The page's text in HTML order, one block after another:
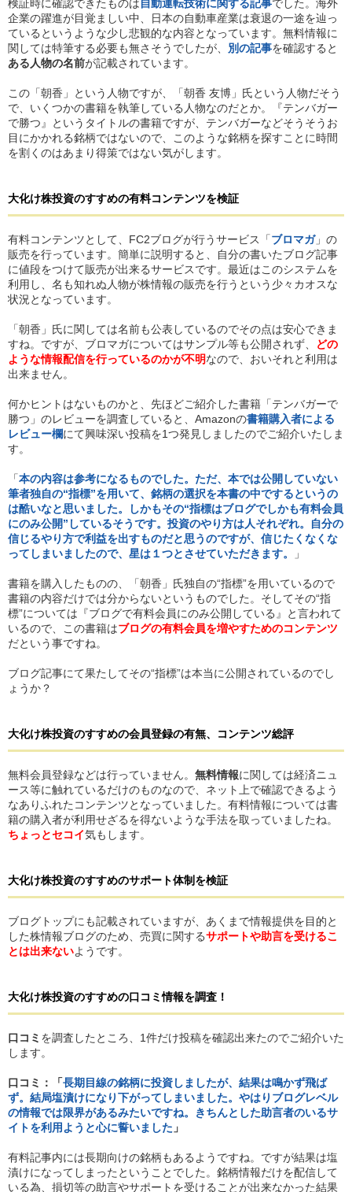
検証時に確認できたものは自動運転技術に関する記事でした。海外
企業の躍進が目覚ましい中、日本の自動車産業は衰退の一途を辿っ
ているというような少し悲観的な内容となっています。無料情報に
関しては特筆する必要も無さそうでしたが、 別の記事を確認すると
ある人物の名前が記載されています。
この「朝香」という人物ですが、「朝香 友博」氏という人物だそう
で、いくつかの書籍を執筆している人物なのだとか。『テンバガー
で勝つ』というタイトルの書籍ですが、テンバガーなどそうそうお
目にかかれる銘柄ではないので、このような銘柄を探すことに時間
を割くのはあまり得策ではない気がします。
大化け株投資のすすめの有料コンテンツを検証
有料コンテンツとして、FC2ブログが行うサービス「ブロマガ」の
販売を行っています。簡単に説明すると、自分の書いたブログ記事
に値段をつけて販売が出来るサービスです。最近はこのシステムを
利用し、名も知れぬ人物が株情報の販売を行うという少々カオスな
状況となっています。
「朝香」氏に関しては名前も公表しているのでその点は安心できま
すね。ですが、ブロマガについてはサンプル等も公開されず、
どの
ような情報配信を行っているのかが不明なので、おいそれと利用は
出来ません。
何かヒントはないものかと、先ほどご紹介した書籍「テンバガーで
勝つ」のレビューを調査していると、Amazonの書籍購入者による
レビュー欄にて興味深い投稿を1つ発見しましたのでご紹介いたしま
す。
「本の内容は参考になるものでした。ただ、本では公開していない
筆者独自の“指標”を用いて、銘柄の選択を本書の中でするというの
は酷いなと思いました。しかもその“指標はブログでしかも有料会員
にのみ公開”しているそうです。投資のやり方は人それぞれ。自分の
信じるやり方で利益を出すものだと思うのですが、信じたくなくな
ってしまいましたので、星は１つとさせていただきます。
」
書籍を購入したものの、「朝香」氏独自の“指標”を用いているので
書籍の内容だけでは分からないというものでした。そしてその“指
標”については『ブログで有料会員にのみ公開している』と言われて
いるので、この書籍はブログの有料会員を増やすためのコンテンツ
だという事ですね。
ブログ記事にて果たしてその“指標”は本当に公開されているのでし
ょうか？
大化け株投資のすすめの会員登録の有無、コンテンツ総評
無料会員登録などは行っていません。 無料情報に関しては経済ニュ
ース等に触れているだけのものなので、ネット上で確認できるよう
なありふれたコンテンツとなっていました。有料情報については書
籍の購入者が利用せざるを得ないような手法を取っていましたね。
ちょっとセコイ気もします。
大化け株投資のすすめのサポート体制を検証
ブログトップにも記載されていますが、あくまで情報提供を目的と
した株情報ブログのため、売買に関するサポートや助言を受けるこ
とは出来ないようです。
大化け株投資のすすめの口コミ情報を調査！
口コミ を調査したところ、1件だけ投稿を確認出来たのでご紹介いた
します。
口コミ：「長期目線の銘柄に投資しましたが、結果は鳴かず飛ば
ず。結局塩漬けになり下がってしまいました。やはりブログレベル
の情報では限界があるみたいですね。きちんとした助言者のいるサ
イトを利用ようと心に誓いました 」
有料記事内には長期向けの銘柄もあるようですね。ですが結果は塩
漬けになってしまったということでした。銘柄情報だけを配信して
いる為、損切等の助言やサポートを受けることが出来なかった結果